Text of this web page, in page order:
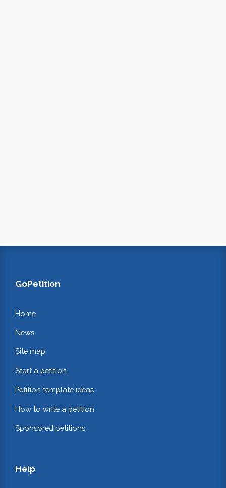
GoPetition
Home
News
Site map
Start a petition
Petition template ideas
How to write a petition
Sponsored petitions
Help